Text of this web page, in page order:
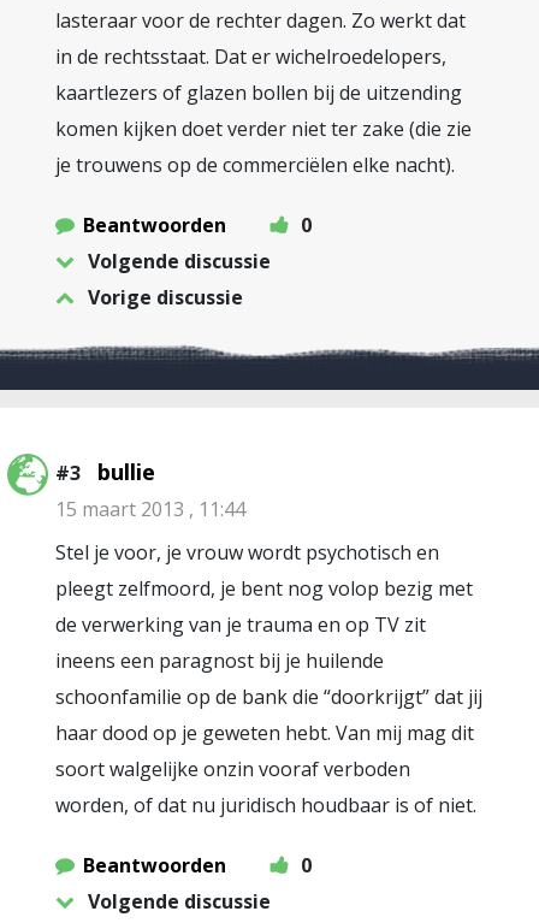
lasteraar voor de rechter dagen. Zo werkt dat
in de rechtsstaat. Dat er wichelroedelopers,
kaartlezers of glazen bollen bij de uitzending
komen kijken doet verder niet ter zake (die zie
je trouwens op de commerciëlen elke nacht).
Beantwoorden
0
Volgende discussie
Vorige discussie
#3 bullie
15 maart 2013 , 11:44
Stel je voor, je vrouw wordt psychotisch en
pleegt zelfmoord, je bent nog volop bezig met
de verwerking van je trauma en op TV zit
ineens een paragnost bij je huilende
schoonfamilie op de bank die “doorkrijgt” dat jij
haar dood op je geweten hebt. Van mij mag dit
soort walgelijke onzin vooraf verboden
worden, of dat nu juridisch houdbaar is of niet.
Beantwoorden
0
Volgende discussie